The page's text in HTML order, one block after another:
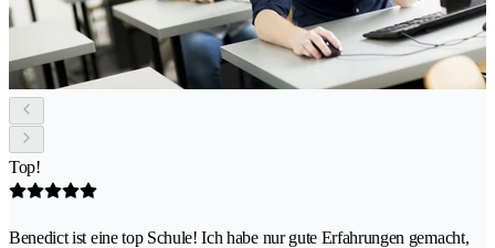
Top!
Benedict ist eine top Schule! Ich habe nur gute Erfahrungen gemacht,